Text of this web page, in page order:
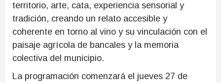
territorio, arte, cata, experiencia sensorial y
tradición, creando un relato accesible y
coherente en torno al vino y su vinculación con el
paisaje agrícola de bancales y la memoria
colectiva del municipio.
La programación comenzará el jueves 27 de